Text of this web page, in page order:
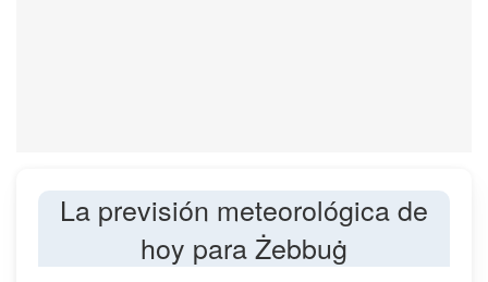
La previsión meteorológica de
hoy para Żebbuġ